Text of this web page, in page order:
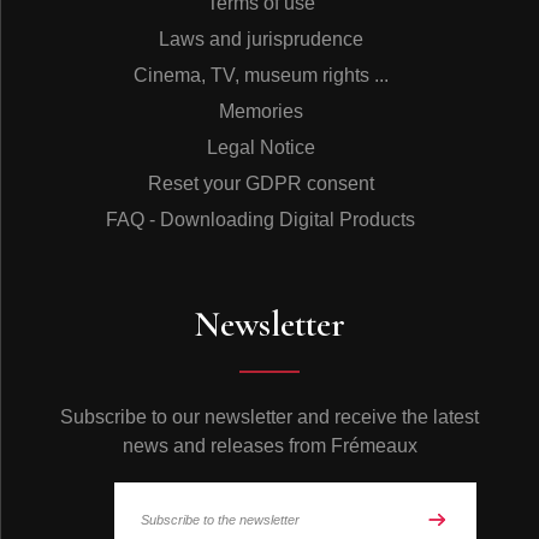
mode. Il commence aussi à voler quelques œufs à
l’épicerie — et se fait prendre. Il traîne près des juke-
boxes et rêve de conquérir une femme, un projet qu’il
évoquera dans plusieurs chansons comme
où il décrit une jolie collectionneuse d’auto-
graphes de seize ans qui redevient une sage étudiante
le lendemain matin. Une chose plus que toute est
interdite aux membres de la famille : les relations
sexuelles avant le mariage. Mais précoce, le garçon a
affilage pour rasoirs après qu’il ait eu une relation avec
la fille d’un voisin diacre. D’autres relations de Charles
d’amour) par ces très douloureux coups de lanière de
fâchent définitivement avec la religion et l’éloignent de
sa famille. Quelque chose se brise en lui. Charles traîne
guerre et ils se font de l’argent de poche en volant
Laws and jurisprudence
Cinema, TV, museum rights ...
Memories
Legal Notice
Reset your GDPR consent
FAQ - Downloading Digital Products
Newsletter
Subscribe to our newsletter and receive the latest
news and releases from Frémeaux